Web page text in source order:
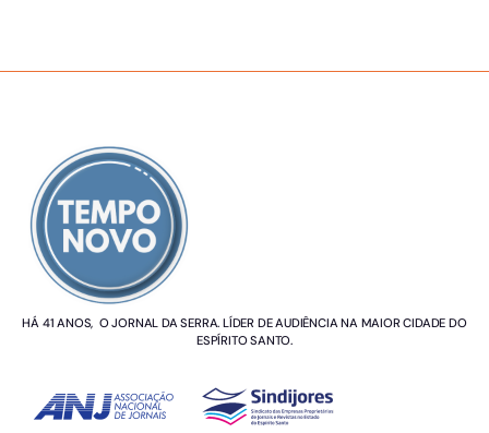
HÁ 41 ANOS, O JORNAL DA SERRA. LÍDER DE AUDIÊNCIA NA MAIOR CIDADE DO
ESPÍRITO SANTO.